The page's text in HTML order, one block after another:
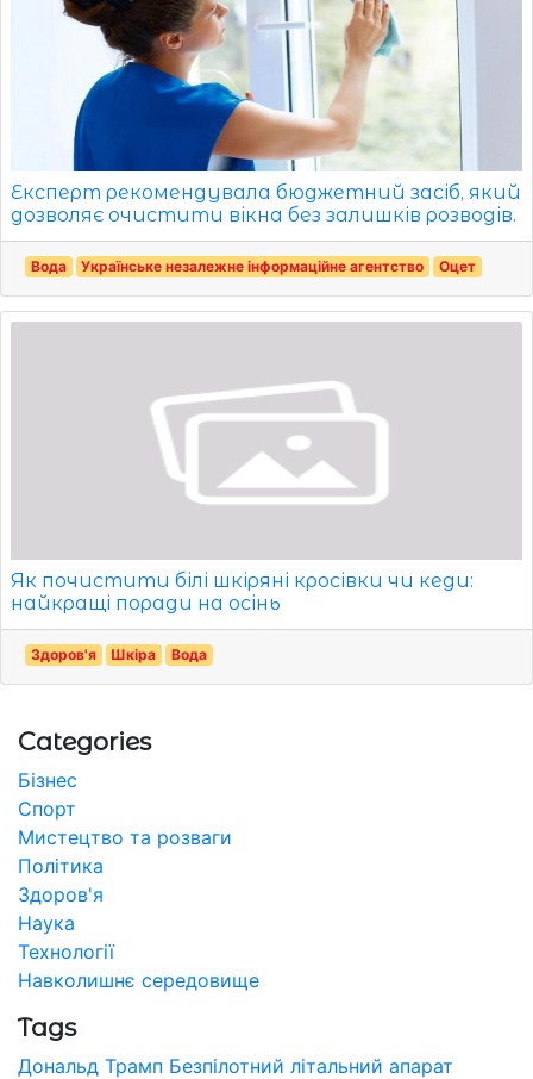
Експерт рекомендувала бюджетний засіб, який
дозволяє очистити вікна без залишків розводів.
Вода Українське незалежне інформаційне агентство Оцет
Як почистити білі шкіряні кросівки чи кеди:
найкращі поради на осінь
Здоров'я Шкіра Вода
Categories
Бізнес
Спорт
Мистецтво та розваги
Політика
Здоров'я
Наука
Технології
Навколишнє середовище
Tags
Дональд Трамп Безпілотний літальний апарат